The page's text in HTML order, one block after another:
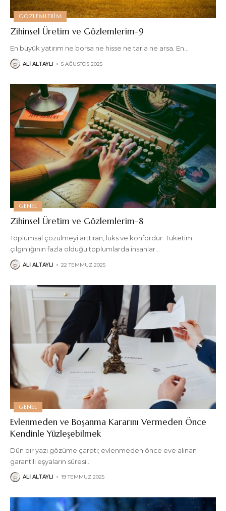
GÖZLEMLERIM
Zihinsel Üretim ve Gözlemlerim-9
En büyük yatırım ne borsa ne hisse ne tarla ne arsa. En…
ALI ALTAYLI 5 AĞUSTOS 2025
GENEL
Zihinsel Üretim ve Gözlemlerim-8
Toplumsal çözülmeyi arttıran, lüks ve konfordur. Tüketim
çılgınlığının fazla olduğu toplumlarda insanlar
ALI ALTAYLI 22 TEMMUZ 2025
GENEL
Evlenmeden ve Boşanma Kararını Vermeden Önce
Kendinle Yüzleşebilmek
Dün bir yazı gözüme çarptı; evlenmeden önce eve alınan
garantili eşyaların süresi
ALI ALTAYLI 19 TEMMUZ 2025